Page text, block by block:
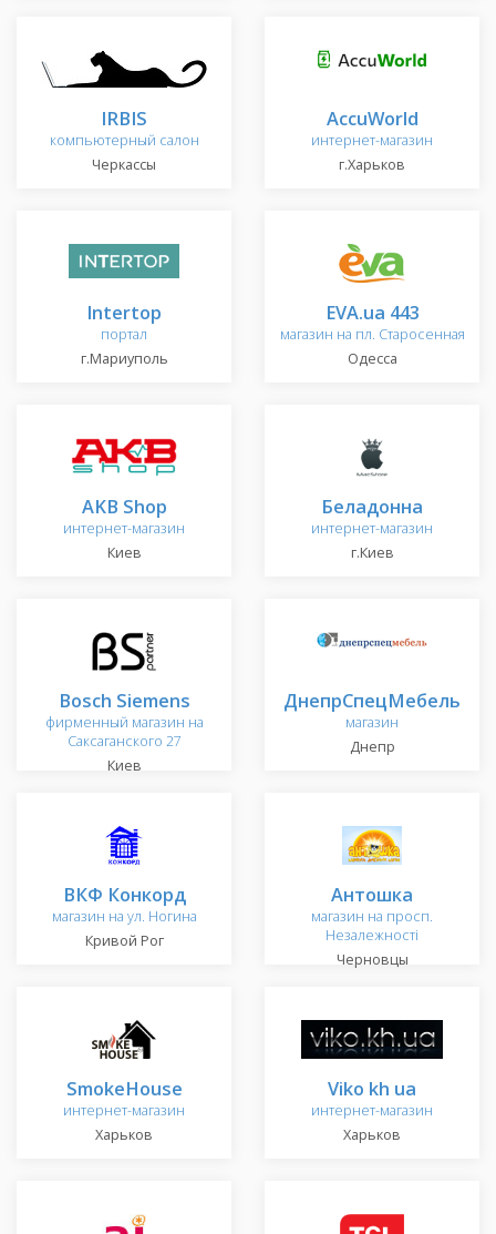
IRBIS
компьютерный салон
Черкассы
AccuWorld
интернет-магазин
г.Харьков
Intertop
портал
г.Мариуполь
EVA.ua 443
магазин на пл. Старосенная
Одесса
AKB Shop
интернет-магазин
Киев
Беладонна
интернет-магазин
г.Киев
Bosch Siemens
фирменный магазин на
Саксаганского 27
Киев
ДнепрСпецМебель
магазин
Днепр
ВКФ Конкорд
магазин на ул. Ногина
Кривой Рог
Антошка
магазин на просп.
Незалежності
Черновцы
SmokeHouse
интернет-магазин
Харьков
Viko kh ua
интернет-магазин
Харьков